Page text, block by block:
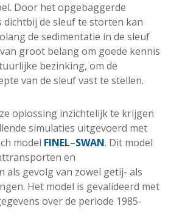
Door het opgebaggerde
dichtbij de sleuf te storten kan
de sedimentatie in de sleuf
groot belang om goede kennis
bezinking, om de
van de sleuf vast te stellen.
oplossing inzichtelijk te krijgen
simulaties uitgevoerd met
model FINEL–SWAN. Dit model
en
als gevolg van zowel getij- als
Het model is gevalideerd met
over de periode 1985-